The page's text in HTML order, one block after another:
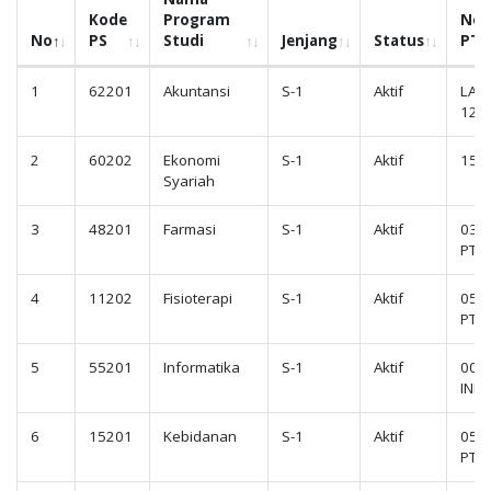
No
Kode
PS
Program
Studi
Jenjang Status
PT
1 62201 Akuntansi S-1 Aktif
2 60202
Ekonomi
Syariah
S-1 Aktif
3 48201 Farmasi S-1 Aktif
4 11202 Fisioterapi S-1 Aktif
5 55201 Informatika S-1 Aktif
6 15201 Kebidanan S-1 Aktif